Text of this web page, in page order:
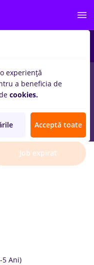
Job expirat
5 Ani)
experiență
a beneficia de
cookies.
Acceptă toate